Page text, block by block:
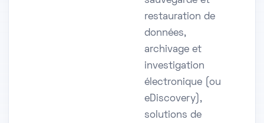
restauration de
données,
archivage et
investigation
électronique (ou
eDiscovery),
solutions de